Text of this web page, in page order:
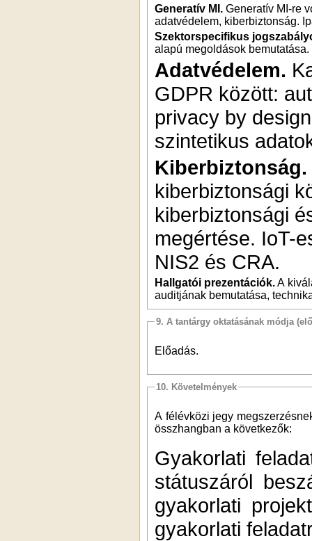
Generatív MI. Generatív MI-re
adatvédelem, kiberbiztonság.
Szektorspecifikus
alapú megoldások
Adatvédelem.
GDPR között:
privacy by
szintetikus
Kiberbiztonság.
kiberbiztonsági
kiberbiztonsági
megértése. IoT-
NIS2 és CRA.
Hallgatói prezentációk.A
auditjának bemutatása,
9. A tantárgy oktatásának módja
Előadás.
10. Követelmények
A félévközi jegy
összhangban a következők:
Gyakorlati
státuszáról
gyakorlati
gyakorlati